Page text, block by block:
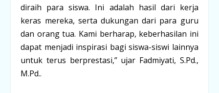
diraih para siswa. Ini adalah hasil dari kerja
keras mereka, serta dukungan dari para guru
dan orang tua. Kami berharap, keberhasilan ini
dapat menjadi inspirasi bagi siswa-siswi lainnya
untuk terus berprestasi,” ujar Fadmiyati, S.Pd.,
M.Pd..